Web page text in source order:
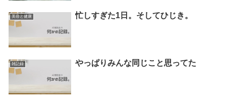
美容と健康 忙しすぎた1日。そしてひじき。
雑記録 やっぱりみんな同じこと思ってた